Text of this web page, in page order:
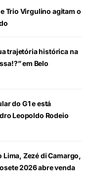
Trio Virgulino agitam o
trajetória histórica na
em Belo
do G1 e está
Leopoldo Rodeio
Zezé di Camargo,
2026 abre venda